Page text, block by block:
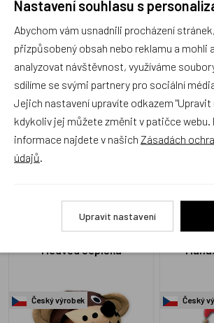
Tatínek 28cm
Český výrobek
N1624
Český
N2054s
Medvěd čepička
Český výrobek Český
Nastavení souhlasu s
Abychom vám usnadnili procházení
přizpůsobený obsah nebo reklamu a mohli
analyzovat návštěvnost, využíváme
sdílíme se svými partnery pro sociální
Jejich nastavení upravíte odkazem "Upravit
kdykoliv jej můžete změnit v patičce webu.
informace najdete v našich Zásadách
údajů
Upravit nastavení